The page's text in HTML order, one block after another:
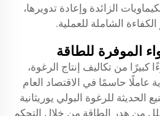
الزائدة وإعادة تدويرها،
الشاملة للعملية.
الموفرة للطاقة
كبيرًا من تكاليف إنتاج الرغوة،
عاملًا حاسمًا في الاقتصاد العام
الحديثة للرغوة البولي يوريثانية
من هدر الطاقة من خلال التحكم